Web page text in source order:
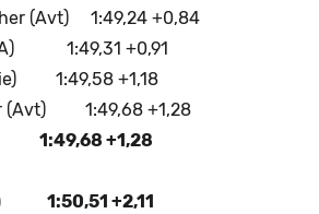
(Avt) 1:49,24 +0,84
1:49,31 +0,91
1:49,58 +1,18
(Avt) 1:49,68 +1,28
1:49,68 +1,28
1:50,51 +2,11